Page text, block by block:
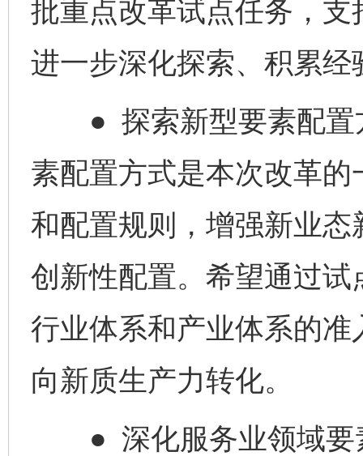
批重点改革试点任务，
进一步深化探索、积累经
● 探索新型要素配置
素配置方式是本次改革
和配置规则，增强新业
创新性配置。希望通过
行业体系和产业体系的
向新质生产力转化。
● 深化服务业领域要